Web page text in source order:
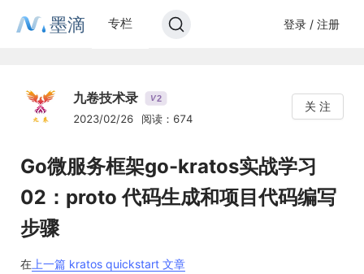
墨滴 专栏 登录 / 注册
九卷技术录 V2
2023/02/26 阅读：674
关 注
Go微服务框架go-kratos实战学习
02：proto 代码生成和项目代码编写
步骤
在 上一篇 kratos quickstart 文章